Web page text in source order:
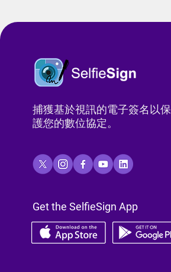
捕獲基於視訊的電子簽名以保
護您的數位協定。
Get the SelfieSign App